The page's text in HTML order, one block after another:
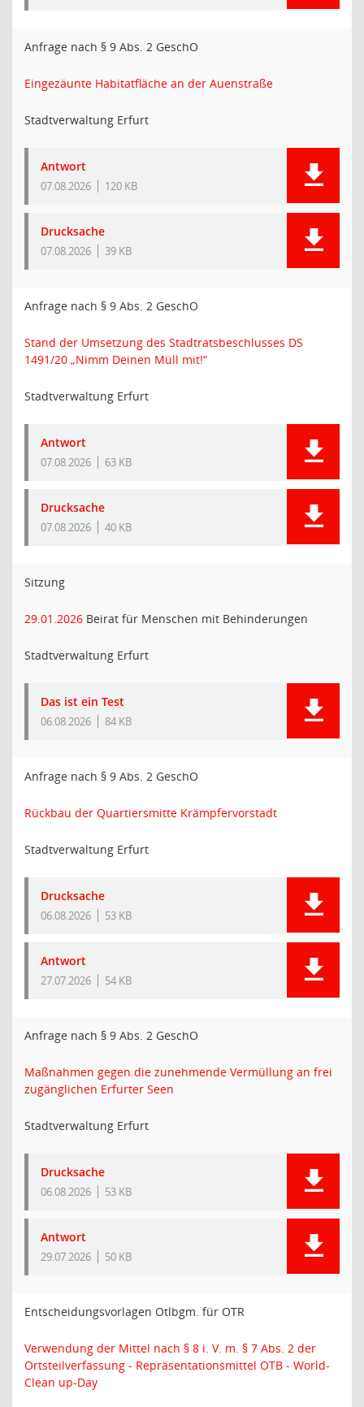
Anfrage nach § 9 Abs. 2 GeschO
Eingezäunte Habitatfläche an der Auenstraße
Stadtverwaltung Erfurt
Antwort
07.08.2026 120 KB
Drucksache
07.08.2026 39 KB
Anfrage nach § 9 Abs. 2 GeschO
Stand der Umsetzung des Stadtratsbeschlusses DS
1491/20 „Nimm Deinen Müll mit!“
Stadtverwaltung Erfurt
Antwort
07.08.2026 63 KB
Drucksache
07.08.2026 40 KB
Sitzung
29.01.2026 Beirat für Menschen mit Behinderungen
Stadtverwaltung Erfurt
Das ist ein Test
06.08.2026 84 KB
Anfrage nach § 9 Abs. 2 GeschO
Rückbau der Quartiersmitte Krämpfervorstadt
Stadtverwaltung Erfurt
Drucksache
06.08.2026 53 KB
Antwort
27.07.2026 54 KB
Anfrage nach § 9 Abs. 2 GeschO
Maßnahmen gegen die zunehmende Vermüllung an frei
zugänglichen Erfurter Seen
Stadtverwaltung Erfurt
Drucksache
06.08.2026 53 KB
Antwort
29.07.2026 50 KB
Entscheidungsvorlagen Otlbgm. für OTR
Verwendung der Mittel nach § 8 i. V. m. § 7 Abs. 2 der
Ortsteilverfassung - Repräsentationsmittel OTB - World-
Clean up-Day